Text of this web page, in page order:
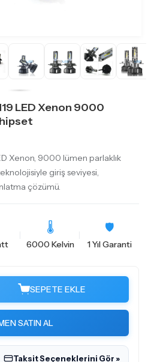
LED Xenon 9000
Xenon, 9000 lümen parlaklık
giriş seviyesi,
çözümü.
🌡
6000 Kelvin
🛡️
1 Yıl Garanti
SEPETE EKLE
SATIN AL
Taksit Seçeneklerini Gör »